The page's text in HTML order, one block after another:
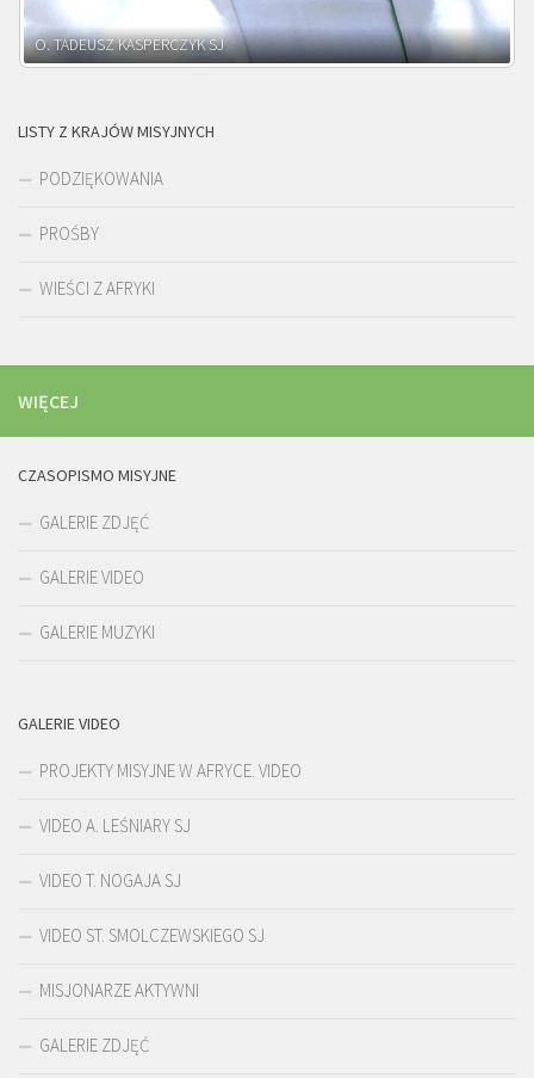
O. ADNRZEJ LEŚNIARA SJ
LISTY Z KRAJÓW MISYJNYCH
PODZIĘKOWANIA
PROŚBY
WIEŚCI Z AFRYKI
WIĘCEJ
CZASOPISMO MISYJNE
GALERIE ZDJĘĆ
GALERIE VIDEO
GALERIE MUZYKI
GALERIE VIDEO
PROJEKTY MISYJNE W AFRYCE. VIDEO
VIDEO A. LEŚNIARY SJ
VIDEO T. NOGAJA SJ
VIDEO ST. SMOLCZEWSKIEGO SJ
MISJONARZE AKTYWNI
GALERIE ZDJĘĆ